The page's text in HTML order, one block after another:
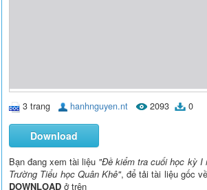
3 trang hanhnguyen.nt 2093 0
Download
Bạn đang xem tài liệu "Đề kiểm tra cuối học kỳ
Trường Tiểu học Quân Khê", để tải tài liệu gốc
DOWNLOAD ở trên